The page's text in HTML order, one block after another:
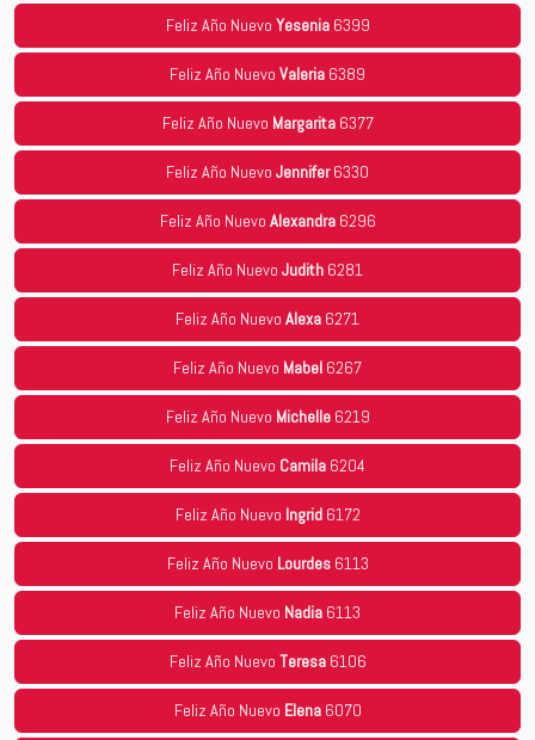
Feliz Año Nuevo Yesenia6399
Feliz Año Nuevo Valeria 6389
Feliz Año Nuevo Margarita6377
Feliz Año Nuevo Jennifer6330
Feliz Año Nuevo Alexandra6296
Feliz Año Nuevo Judith 6281
Feliz Año Nuevo Alexa 6271
Feliz Año Nuevo Mabel 6267
Feliz Año Nuevo Michelle6219
Feliz Año Nuevo Camila 6204
Feliz Año Nuevo Ingrid6172
Feliz Año Nuevo Lourdes6113
Feliz Año Nuevo Nadia 6113
Feliz Año Nuevo Teresa6106
Feliz Año Nuevo Elena6070